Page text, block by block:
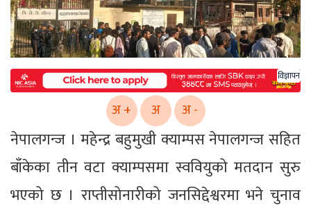
विज्ञापन
अ + अ अ -
नेपालगन्ज । महेन्द्र बहुमुखी क्याम्पस नेपालगन्ज सहित
बाँकेका तीन वटा क्याम्पसमा स्ववियुको मतदान सुरु
भएको छ । राप्तीसोनारीको जनसिद्देश्वरमा भने चुनाव